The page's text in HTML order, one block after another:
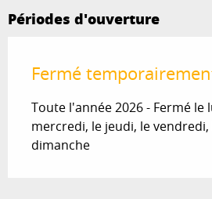
Périodes d'ouverture
Fermé
Toute l'année 2026 - Fermé le
mercredi, le jeudi, le vendredi,
dimanche